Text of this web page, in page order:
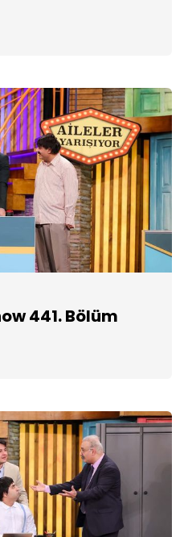
441. Bölüm